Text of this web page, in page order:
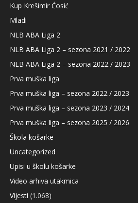
Kup Krešimir Ćosić
Mladi
NLB ABA Liga 2
NLB ABA Liga 2 – sezona 2021 / 2022
NLB ABA Liga 2 – sezona 2022 / 2023
Prva muška liga
Prva muška liga – sezona 2022 / 2023
Prva muška liga – sezona 2023 / 2024
Prva muška liga – sezona 2025 / 2026
Škola košarke
Uncategorized
Upisi u školu košarke
Video arhiva utakmica
Vijesti (1.068)